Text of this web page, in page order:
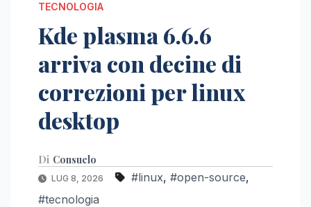
TECNOLOGIA
Kde plasma 6.6.6
arriva con decine di
correzioni per linux
desktop
Di Consuelo
LUG 8, 2026 #linux, #open-source,
#tecnologia